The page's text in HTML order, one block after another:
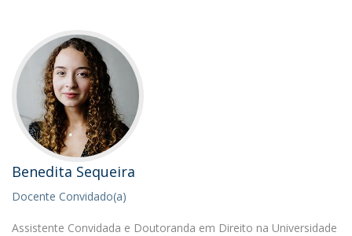
Benedita Sequeira
Docente Convidado(a)
Assistente Convidada e Doutoranda em Direito na Universidade